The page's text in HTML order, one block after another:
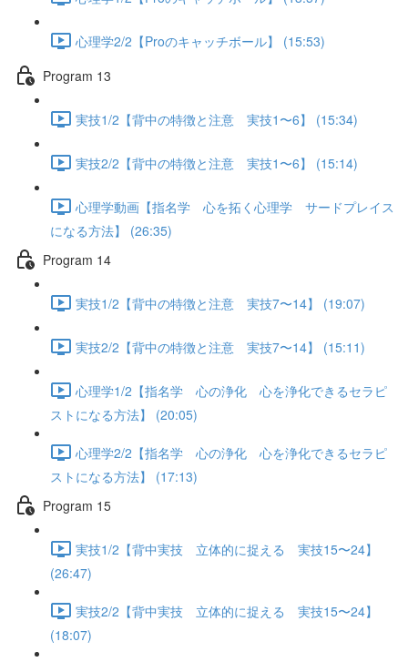
心理学2/2【Proのキャッチボール】 (15:53)
Program 13
実技1/2【背中の特徴と注意 実技1〜6】 (15:34)
実技2/2【背中の特徴と注意 実技1〜6】 (15:14)
心理学動画【指名学 心を拓く心理学 サードプレイス
になる方法】 (26:35)
Program 14
実技1/2【背中の特徴と注意 実技7〜14】 (19:07)
実技2/2【背中の特徴と注意 実技7〜14】 (15:11)
心理学1/2【指名学 心の浄化 心を浄化できるセラピ
ストになる方法】 (20:05)
心理学2/2【指名学 心の浄化 心を浄化できるセラピ
ストになる方法】 (17:13)
Program 15
実技1/2【背中実技 立体的に捉える 実技15〜24】
(26:47)
実技2/2【背中実技 立体的に捉える 実技15〜24】
(18:07)